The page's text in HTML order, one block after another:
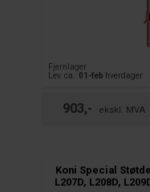
Fjernlager
Lev. ca.: 01-feb hverdager
903,-
Koni Special
L207D, L208D,